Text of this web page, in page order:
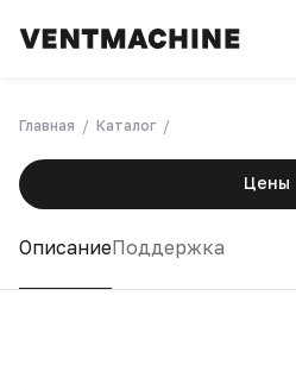
Главная Каталог
ОписаниеПоддержка
Цены